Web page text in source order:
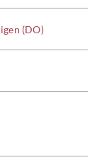
(DO)